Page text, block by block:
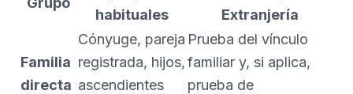
habituales
Extranjería
Familia
directa
Cónyuge, pareja
registrada, hijos,
ascendientes
Prueba del vínculo
familiar y, si aplica,
prueba de